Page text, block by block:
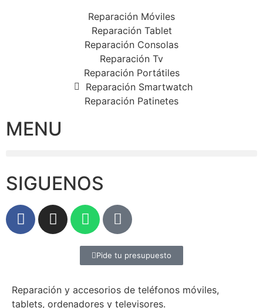
Reparación Móviles
Reparación Tablet
Reparación Consolas
Reparación Tv
Reparación Portátiles
Reparación Smartwatch
Reparación Patinetes
MENU
SIGUENOS
Pide tu presupuesto
Reparación y accesorios de teléfonos móviles,
tablets, ordenadores y televisores.